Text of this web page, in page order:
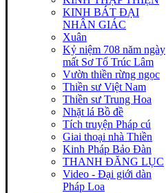
KINH BÁT ĐẠI
NHÂN GIÁC
Xuân
Kỷ niệm 708 năm ngày
mất Sơ Tổ Trúc Lâm
Vườn thiền rừng ngọc
Thiền sư Việt Nam
Thiền sư Trung Hoa
Nhặt lá Bồ đề
Tích truyện Pháp cú
Giai thoại nhà Thiền
Kinh Pháp Bảo Đàn
THANH ĐĂNG LỤC
Video - Đại giới dàn
Pháp Loa